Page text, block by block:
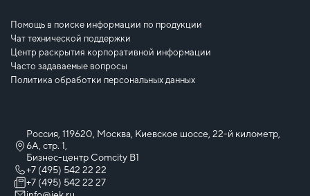
Помощь в поиске информации по продукции
Чат технической поддержки
Центр раскрытия корпоративной информации
Часто задаваемые вопросы
Политика обработки персональных данных
Россия, 119620, Москва, Киевское шоссе, 22-й километр,
6А, стр. 1,
Бизнес-центр Comcity B1
+7 (495) 542 22 22
+7 (495) 542 22 27